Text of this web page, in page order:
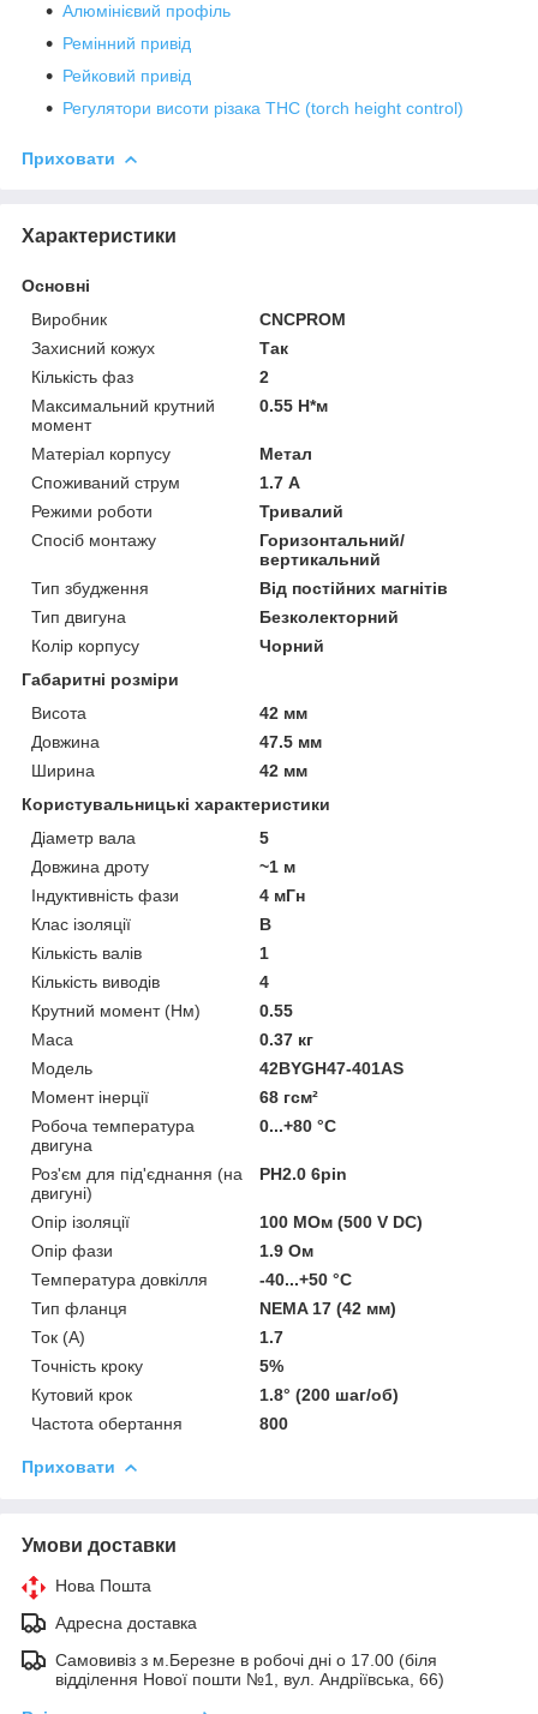
Алюмінієвий профіль
Ремінний привід
Рейковий привід
Регулятори висоти різака THC (torch height control)
Приховати
Характеристики
Основні
Виробник
CNCPROM
Захисний кожух
Так
Кількість фаз
2
Максимальний крутний
момент
0.55 Н*м
Матеріал корпусу
Метал
Споживаний струм
1.7 А
Режими роботи
Тривалий
Спосіб монтажу
Горизонтальний/
вертикальний
Тип збудження
Від постійних магнітів
Тип двигуна
Безколекторний
Колір корпусу
Чорний
Габаритні розміри
Висота
42 мм
Довжина
47.5 мм
Ширина
42 мм
Користувальницькі характеристики
Діаметр вала
5
Довжина дроту
~1 м
Індуктивність фази
4 мГн
Клас ізоляції
В
Кількість валів
1
Кількість виводів
4
Крутний момент (Нм)
0.55
Маса
0.37 кг
Мoдель
42BYGH47-401AS
Момент інерції
68 гсм²
Робоча температура
двигуна
0...+80 °C
Роз'єм для під'єднання (на
двигуні)
PH2.0 6pin
Опір ізоляції
100 МОм (500 V DC)
Опір фази
1.9 Ом
Температура довкілля
-40...+50 °C
Тип фланця
NEMA 17 (42 мм)
Ток (A)
1.7
Точність кроку
5%
Кутовий крок
1.8° (200 шаг/об)
Частота обертання
800
Приховати
Умови доставки
Нова Пошта
Адресна доставка
Самовивіз з м.Березне в робочі дні о 17.00 (біля
відділення Нової пошти №1, вул. Андріївська, 66)